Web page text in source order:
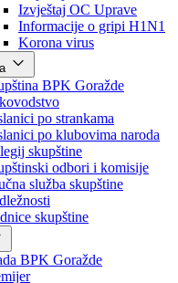
Obavještenja Vlade
Izvještajno prognozna
Izvještaj o radu
Izvještaj OC Uprave
Informacije o gripi H1N1
Korona virus
BPK Goražde
po strankama
po klubovima naroda
skupštine
odbori i komisije
služba skupštine
skupštine